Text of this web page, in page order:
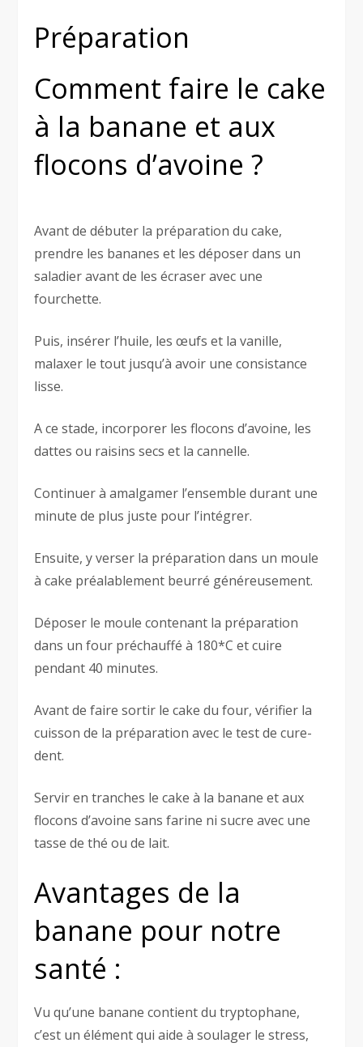
Préparation
Comment faire le cake
à la banane et aux
flocons d’avoine ?
Avant de débuter la préparation du cake,
prendre les bananes et les déposer dans un
saladier avant de les écraser avec une
fourchette.
Puis, insérer l’huile, les œufs et la vanille,
malaxer le tout jusqu’à avoir une consistance
lisse.
A ce stade, incorporer les flocons d’avoine, les
dattes ou raisins secs et la cannelle.
Continuer à amalgamer l’ensemble durant une
minute de plus juste pour l’intégrer.
Ensuite, y verser la préparation dans un moule
à cake préalablement beurré généreusement.
Déposer le moule contenant la préparation
dans un four préchauffé à 180*C et cuire
pendant 40 minutes.
Avant de faire sortir le cake du four, vérifier la
cuisson de la préparation avec le test de cure-
dent.
Servir en tranches le cake à la banane et aux
flocons d’avoine sans farine ni sucre avec une
tasse de thé ou de lait.
Avantages de la
banane pour notre
santé :
Vu qu’une banane contient du tryptophane,
c’est un élément qui aide à soulager le stress,